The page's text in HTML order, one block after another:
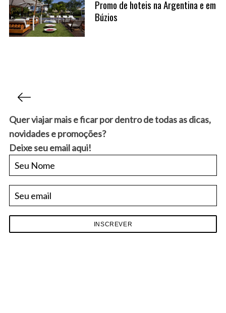
Promo de hoteis na Argentina e em
Búzios
g
i
n
ç
ã
d
e
Quer viajar mais e ficar por dentro de todas as dicas,
novidades e promoções?
Deixe seu email aqui!